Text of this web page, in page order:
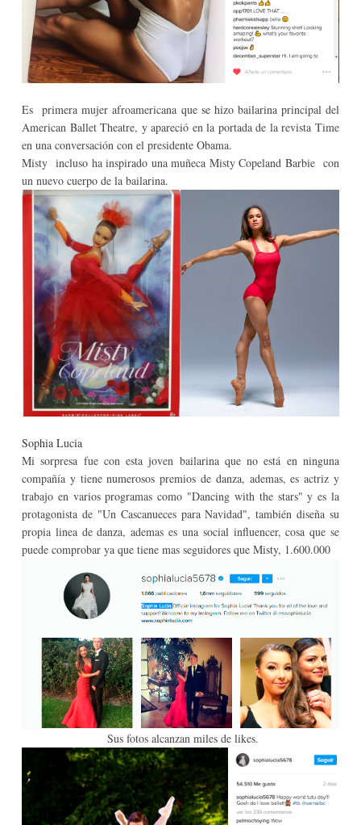
Es primera mujer afroamericana que se hizo bailarina principal del
American Ballet Theatre, y apareció en la portada de la revista Time
en una conversación con el presidente Obama.
Misty incluso ha inspirado una muñeca Misty Copeland Barbie con
un nuevo cuerpo de la bailarina.
Sophia Lucia
Mi sorpresa fue con esta joven bailarina que no está en ninguna
compañía y tiene numerosos premios de danza, ademas, es actriz y
trabajo en varios programas como "Dancing with the stars" y es la
protagonista de "Un Cascanueces para Navidad", también diseña su
propia linea de danza, ademas es una social influencer, cosa que se
puede comprobar ya que tiene mas seguidores que Misty, 1.600.000
Sus fotos alcanzan miles de likes.